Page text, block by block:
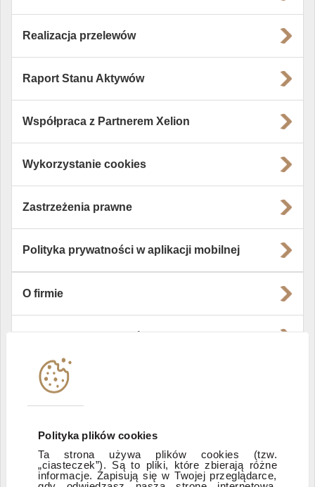
Polityka plików cookies
Ta strona używa plików cookies (tzw.
„ciasteczek”). Są to pliki, które zbierają różne
informacje. Zapisują się w Twojej przeglądarce,
Realizacja przelewów
Raport Stanu Aktywów
Współpraca z Partnerem Xelion
Wykorzystanie cookies
Zastrzeżenia prawne
Polityka prywatności w aplikacji mobilnej
O firmie
Instytucje współpracujące
Zastrzeżenia prawne